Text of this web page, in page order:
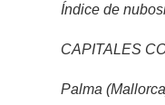
Índice de
CAPITALES
Palma